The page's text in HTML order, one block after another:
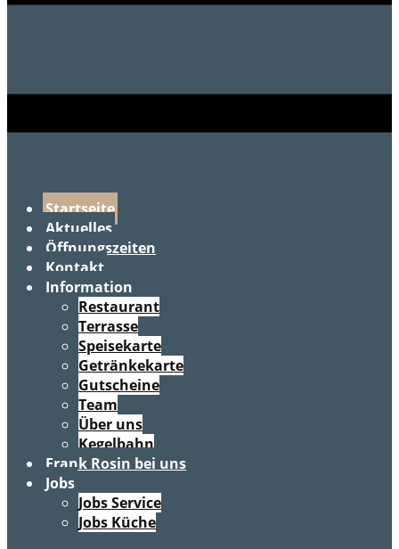
Startseite
Aktuelles
Öffnungszeiten
Kontakt
Information
Restaurant
Terrasse
Speisekarte
Getränkekarte
Gutscheine
Team
Über uns
Kegelbahn
Frank Rosin bei uns
Jobs
Jobs Service
Jobs Küche